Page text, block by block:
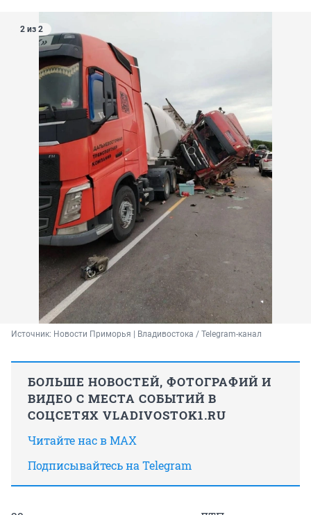
2 из 2
Источник: Новости Приморья | Владивостока / Telegram-канал
БОЛЬШЕ НОВОСТЕЙ, ФОТОГРАФИЙ И
ВИДЕО С МЕСТА СОБЫТИЙ В
СОЦСЕТЯХ VLADIVOSTOK1.RU
Читайте нас в MAX
Подписывайтесь на Telegram